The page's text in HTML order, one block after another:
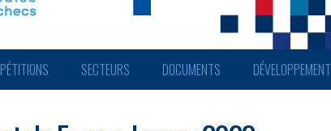
SECTEURS DOCUMENTS DÉVELOPPEMENT